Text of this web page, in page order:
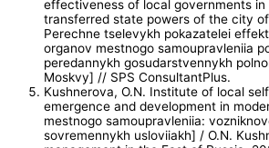
effectiveness of local governments
transferred state powers of the city
Perechne tselevykh pokazatelei
organov mestnogo samoupravleniia
peredannykh gosudarstvennykh
Moskvy] // SPS ConsultantPlus.
Kushnerova, O.N. Institute of local
emergence and development in
mestnogo samoupravleniia:
sovremennykh usloviiakh] / O.N.